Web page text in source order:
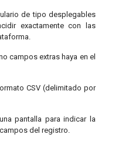
de tipo desplegables
exactamente con las
campos extras haya en el
CSV (delimitado por
pantalla para indicar la
del registro.